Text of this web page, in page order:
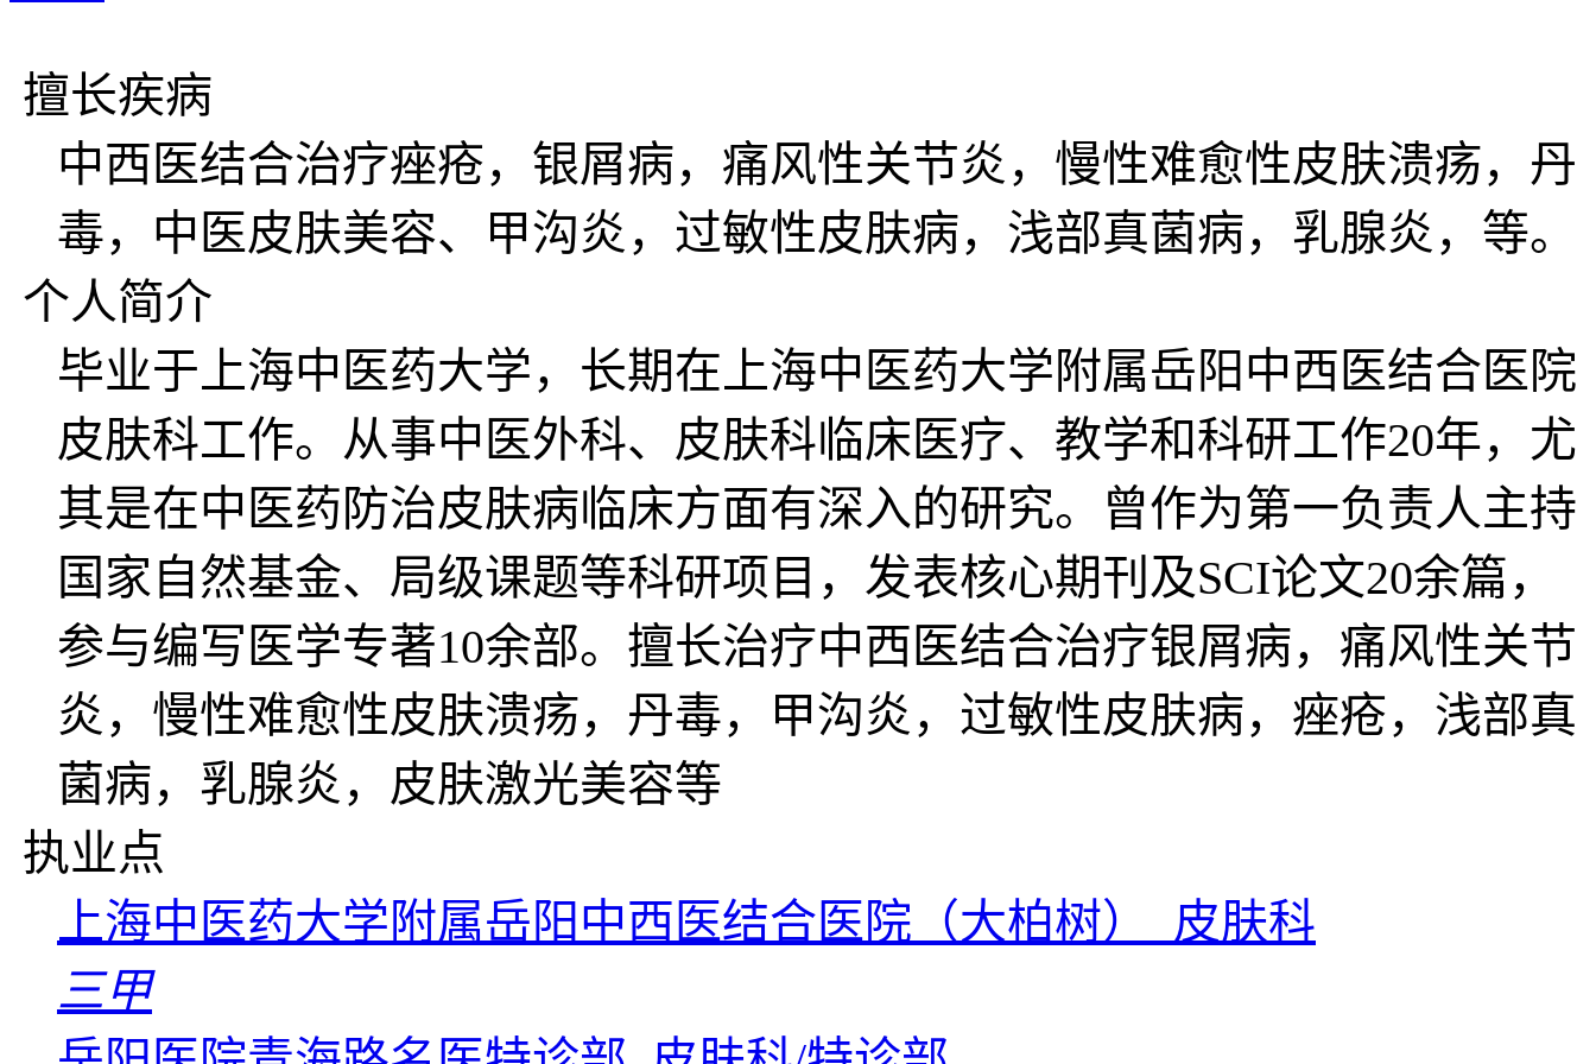
擅长疾病
中西医结合治疗痤疮，银屑病，痛风性关节炎，慢性难愈性皮肤溃疡，丹
毒，中医皮肤美容、甲沟炎，过敏性皮肤病，浅部真菌病，乳腺炎，等。
个人简介
毕业于上海中医药大学，长期在上海中医药大学附属岳阳中西医结合医院
皮肤科工作。从事中医外科、皮肤科临床医疗、教学和科研工作20年，尤
其是在中医药防治皮肤病临床方面有深入的研究。曾作为第一负责人主持
国家自然基金、局级课题等科研项目，发表核心期刊及SCI论文20余篇，
参与编写医学专著10余部。擅长治疗中西医结合治疗银屑病，痛风性关节
炎，慢性难愈性皮肤溃疡，丹毒，甲沟炎，过敏性皮肤病，痤疮，浅部真
菌病，乳腺炎，皮肤激光美容等
执业点
上海中医药大学附属岳阳中西医结合医院（大柏树） 皮肤科
三甲